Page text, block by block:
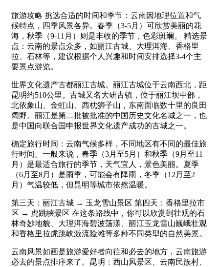
旅游攻略 挑选合适的时间和季节：云南因地理位置和气
候特点，四季风景各异。春季（3-5月）可欣赏美丽的花
海，秋季（9-11月）则是丰收的季节，色彩斑斓。 精选景
点：云南的景点众多，如丽江古城、大理洱海、香格里
拉、石林等，建议根据个人兴趣和时间安排选择3-4个主
要景点游览。
世界文化遗产古都丽江古城。丽江古城位于云南西北，距
昆明约510公里。古城又名大研古镇，位于丽江坝中部，
北依象山、金虹山、西枕狮子山，东南面临数十里的良田
阔野。丽江是第二批被批准的中国历史文化名城之一，也
是中国向联合国申报世界文化遗产成功的古城之一。
确定旅行时间：云南气候多样，不同地区有不同的最佳旅
行时间。一般来说，春季（3月至5月）和秋季（9月至11
月）是最适合旅行的季节，天气宜人，景色美丽。夏季
（6月至8月）是雨季，可能会有降雨，冬季（12月至2
月）气温较低，但昆明等城市依然温暖。
第三天：丽江古城 → 玉龙雪山景区 第四天：香格里拉市
区 → 虎跳峡景区 在这条路线中，你可以欣赏到壮观的石
林奇妙地貌、大理洱海碧波荡漾、丽江玉龙雪山巍峨壮观
和香格里拉虎跳峡激流险滩等多种不同类型的自然美景。
云南风景如画是旅游爱好者向往和必去的地方，云南旅游
必去的景点排序来了。昆明：西山风景区、云南民族村、